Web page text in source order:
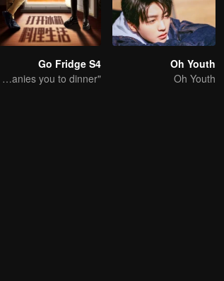
Oh Youth
Oh Youth
Go Fridge S4
"Hormone" accompanies you to dinner